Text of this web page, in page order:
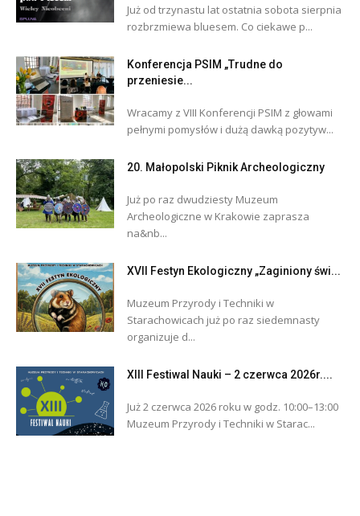
Już od trzynastu lat ostatnia sobota sierpnia
rozbrzmiewa bluesem. Co ciekawe p...
Konferencja PSIM „Trudne do
przeniesie...
Wracamy z VIII Konferencji PSIM z głowami
pełnymi pomysłów i dużą dawką pozytyw...
20. Małopolski Piknik Archeologiczny
Już po raz dwudziesty Muzeum
Archeologiczne w Krakowie zaprasza
na&nb...
XVII Festyn Ekologiczny „Zaginiony świ...
Muzeum Przyrody i Techniki w
Starachowicach już po raz siedemnasty
organizuje d...
XIII Festiwal Nauki – 2 czerwca 2026r....
Już 2 czerwca 2026 roku w godz. 10:00–13:00
Muzeum Przyrody i Techniki w Starac...